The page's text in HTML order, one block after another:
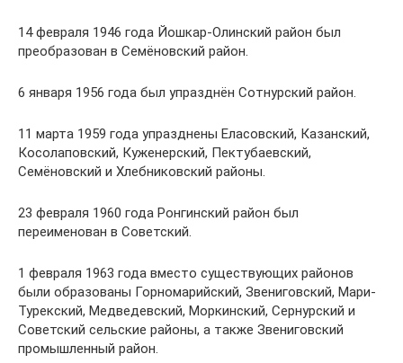
14 февраля 1946 года Йошкар-Олинский район был
преобразован в Семёновский район.
6 января 1956 года был упразднён Сотнурский район.
11 марта 1959 года упразднены Еласовский, Казанский,
Косолаповский, Куженерский, Пектубаевский,
Семёновский и Хлебниковский районы.
23 февраля 1960 года Ронгинский район был
переименован в Советский.
1 февраля 1963 года вместо существующих районов
были образованы Горномарийский, Звениговский, Мари-
Турекский, Медведевский, Моркинский, Сернурский и
Советский сельские районы, а также Звениговский
промышленный район.